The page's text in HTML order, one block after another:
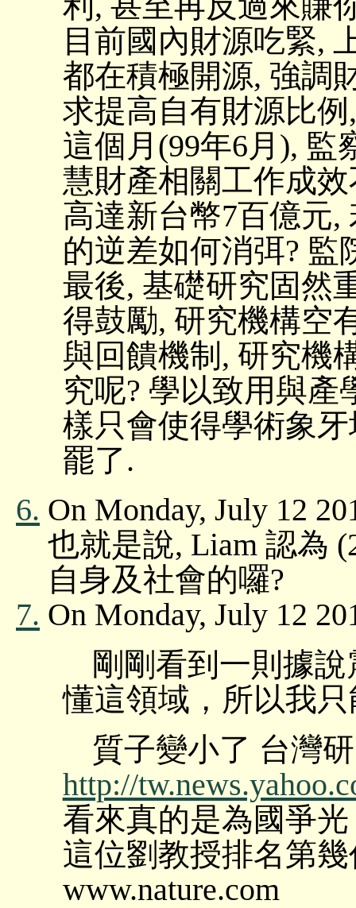
目前國內財源吃緊,
都在積極開源, 強調
求提高自有財源比
這個月(99年6月), 監
慧財產相關工作成
高達新台幣7百億元,
的逆差如何消弭? 監
最後, 基礎研究固然
得鼓勵, 研究機構空
與回饋機制, 研究機
究呢? 學以致用與產
樣只會使得學術象
罷了.
6. On Monday, July 12
也就是說, Liam 認為
自身及社會的囉?
7. On Monday, July 12
剛剛看到一則據
懂這領域，所以我
質子變小了 台灣
http://
看來真的是為國爭
這位劉教授排名第
www.nature.com